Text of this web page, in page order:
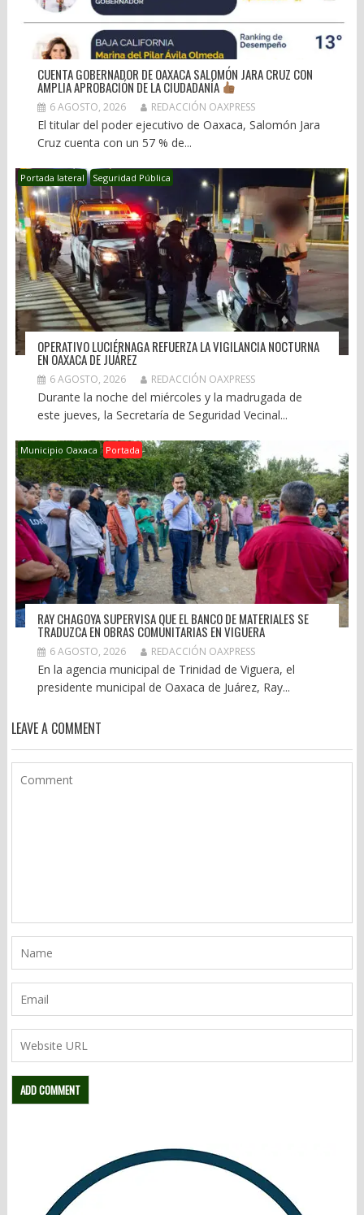
CUENTA GOBERNADOR DE OAXACA SALOMÓN JARA CRUZ CON
AMPLIA APROBACIÓN DE LA CIUDADANÍA
6 AGOSTO, 2026 REDACCIÓN OAXPRESS
El titular del poder ejecutivo de Oaxaca, Salomón Jara
Cruz cuenta con un 57 % de...
Portada lateral Seguridad Pública
OPERATIVO LUCIÉRNAGA REFUERZA LA VIGILANCIA NOCTURNA
EN OAXACA DE JUÁREZ
6 AGOSTO, 2026 REDACCIÓN OAXPRESS
Durante la noche del miércoles y la madrugada de
este jueves, la Secretaría de Seguridad Vecinal...
Municipio Oaxaca Portada
RAY CHAGOYA SUPERVISA QUE EL BANCO DE MATERIALES SE
TRADUZCA EN OBRAS COMUNITARIAS EN VIGUERA
6 AGOSTO, 2026 REDACCIÓN OAXPRESS
En la agencia municipal de Trinidad de Viguera, el
presidente municipal de Oaxaca de Juárez, Ray...
LEAVE A COMMENT